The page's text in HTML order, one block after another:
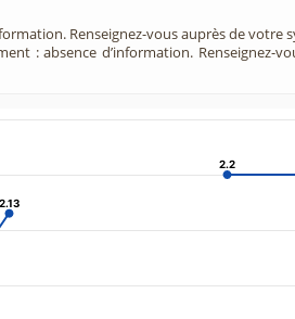
Renseignez-vous auprès de votre
: absence d’information. Renseignez-
2.13
2.13
2.2
2.2